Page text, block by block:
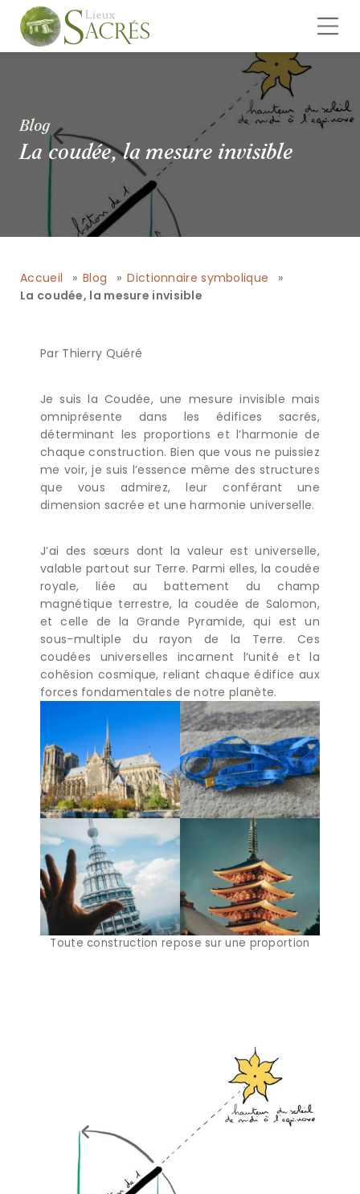
Blog
La coudée, la mesure invisible
Accueil Blog
Dictionnaire symbolique
La coudée, la mesure invisible
Par Thierry Quéré
Je suis la Coudée, une mesure invisible mais
omniprésente dans les édifices sacrés,
déterminant les proportions et l’harmonie de
chaque construction. Bien que vous ne puissiez
me voir, je suis l’essence même des structures
que vous admirez, leur conférant une
dimension sacrée et une harmonie universelle.
J’ai des sœurs dont la valeur est universelle,
valable partout sur Terre. Parmi elles, la coudée
royale, liée au battement du champ
magnétique terrestre, la coudée de Salomon,
et celle de la Grande Pyramide, qui est un
sous-multiple du rayon de la Terre. Ces
coudées universelles incarnent l’unité et la
cohésion cosmique, reliant chaque édifice aux
forces fondamentales de notre planète.
Toute construction repose sur une proportion